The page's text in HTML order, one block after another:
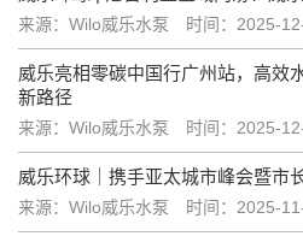
来源：Wilo威乐水泵 时间：2025-
威乐亮相零碳中国行广州站，高效
新路径
来源：Wilo威乐水泵 时间：2025-
威乐环球｜携手亚太城市峰会暨市
来源：Wilo威乐水泵 时间：2025-